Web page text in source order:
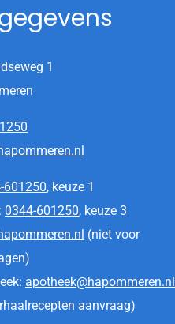
1
601250, keuze 1
0344-601250, keuze 3
(niet voor
apotheek@hapommeren.nl
aanvraag)